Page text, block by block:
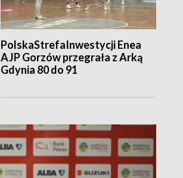
PolskaStrefaInwestycji Enea
AJP Gorzów przegrała z Arką
Gdynia 80 do 91